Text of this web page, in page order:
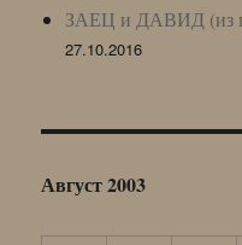
ЗАЕЦ и ДАВИД (из
27.10.2016
Август 2003